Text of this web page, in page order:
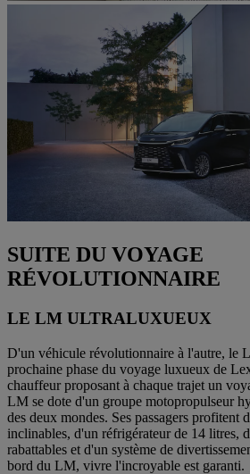
SUITE DU VOYAGE
RÉVOLUTIONNAIRE
LE LM ULTRALUXUEUX
D'un véhicule révolutionnaire à l'autre, le
prochaine phase du voyage luxueux de
chauffeur proposant à chaque trajet un
LM se dote d'un groupe motopropulseur
des deux mondes. Ses passagers profitent
inclinables, d'un réfrigérateur de 14 litres,
rabattables et d'un système de
bord du LM, vivre l'incroyable est garanti.